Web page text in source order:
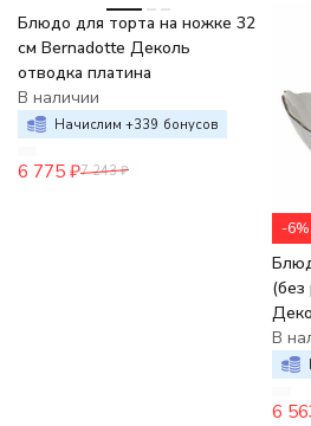
Блюдо для торта на ножке 32
см Bernadotte Деколь
отводка платина
В наличии
Начислим +339 бонусов
6 775 ₽7 243 ₽
-6%
(без
В
6